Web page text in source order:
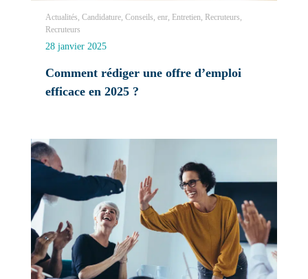
Actualités, Candidature, Conseils, enr, Entretien, Recruteurs,
Recruteurs
28 janvier 2025
Comment rédiger une offre d’emploi
efficace en 2025 ?